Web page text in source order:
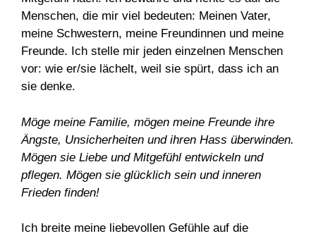
Menschen, die mir viel bedeuten: Meinen Vater,
meine Schwestern, meine Freundinnen und meine
Freunde. Ich stelle mir jeden einzelnen Menschen
vor: wie er/sie lächelt, weil sie spürt, dass ich an
sie denke.
Möge meine Familie, mögen meine Freunde ihre
Ängste, Unsicherheiten und ihren Hass überwinden.
Mögen sie Liebe und Mitgefühl entwickeln und
pflegen. Mögen sie glücklich sein und inneren
Frieden finden!
Ich breite meine liebevollen Gefühle auf die